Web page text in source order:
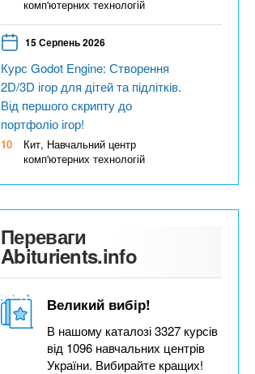
комп'ютерних технологій
15 Серпень 2026
Курс Godot Engine: Створення
2D/3D ігор для дітей та підлітків.
Від першого скрипту до
портфоліо ігор!
10
Кит, Навчальний центр
комп'ютерних технологій
Переваги
Abiturients.info
Великий вибір!
В нашому каталозі 3327 курсів
від 1096 навчальних центрів
України. Вибирайте кращих!